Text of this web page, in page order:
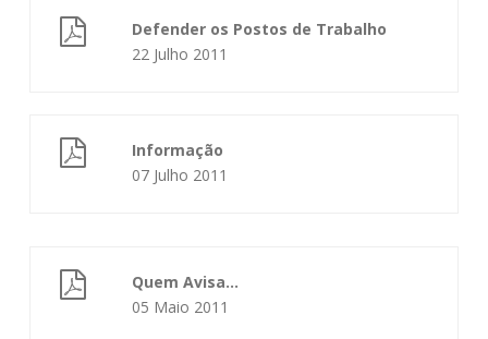
Defender os Postos de Trabalho
22 Julho 2011
Informação
07 Julho 2011
Quem Avisa...
05 Maio 2011